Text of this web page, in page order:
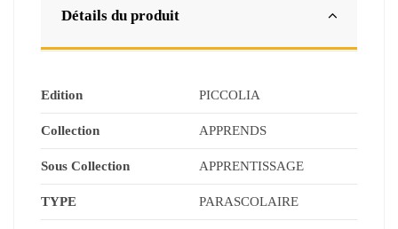
Détails du produit
Edition PICCOLIA
Collection APPRENDS
Sous Collection APPRENTISSAGE
TYPE PARASCOLAIRE